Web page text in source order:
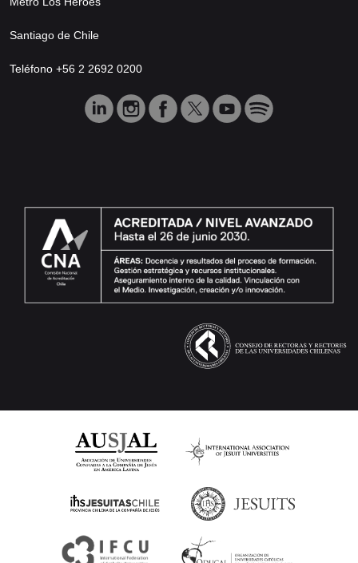
Santiago de Chile
Teléfono +56 2 2692 0200